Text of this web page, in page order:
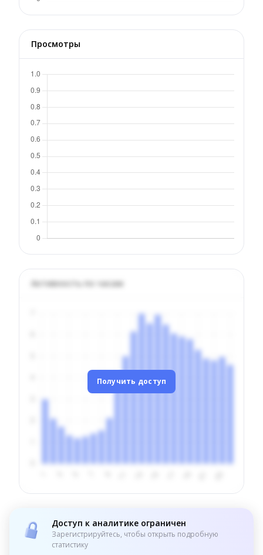
Просмотры
Активность по часам
Получить доступ
Доступ к аналитике ограничен
Зарегистрируйтесь, чтобы открыть подробную
статистику